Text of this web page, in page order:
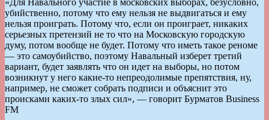
убийственно, потому что ему нельзя не выдвигаться и ему
нельзя проиграть. Потому что, если он проиграет, никаких
серьезных претензий не то что на Московскую городскую
думу, потом вообще не будет. Потому что иметь такое реноме
— это самоубийство, поэтому Навальный изберет третий
вариант, будет заявлять что он идет на выборы, но потом
возникнут у него какие-то непреодолимые препятствия, ну,
например, не сможет собрать подписи и объяснит это
происками каких-то злых сил», — говорит Бурматов Business
FM